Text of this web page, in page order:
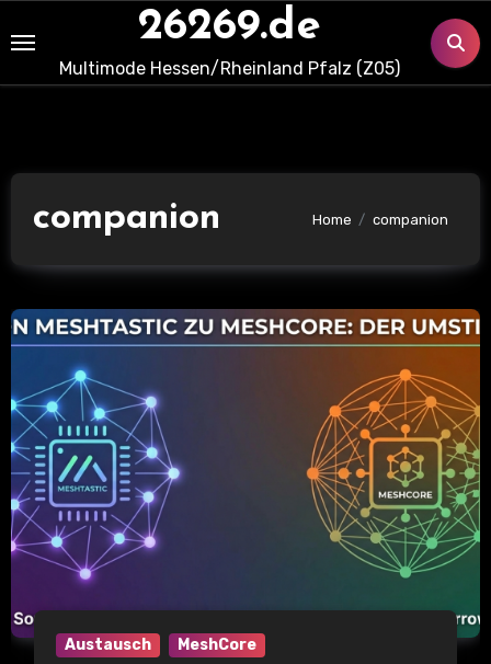
to
content
26269.de
Multimode Hessen/Rheinland Pfalz (Z05)
companion Home companion
Austausch MeshCore